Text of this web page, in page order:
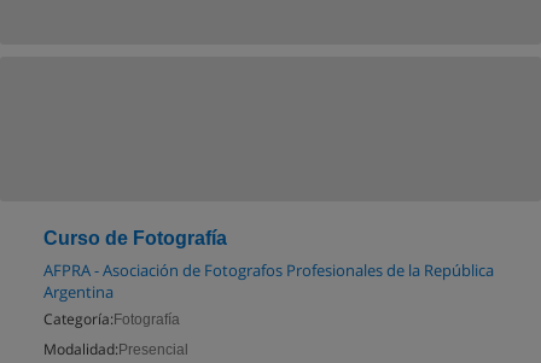
Curso de Fotografía
AFPRA - Asociación de Fotografos Profesionales de la República
Argentina
Categoría: Fotografía
Modalidad: Presencial